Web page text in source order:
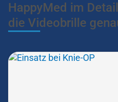
HappyMed im
die Videobrille